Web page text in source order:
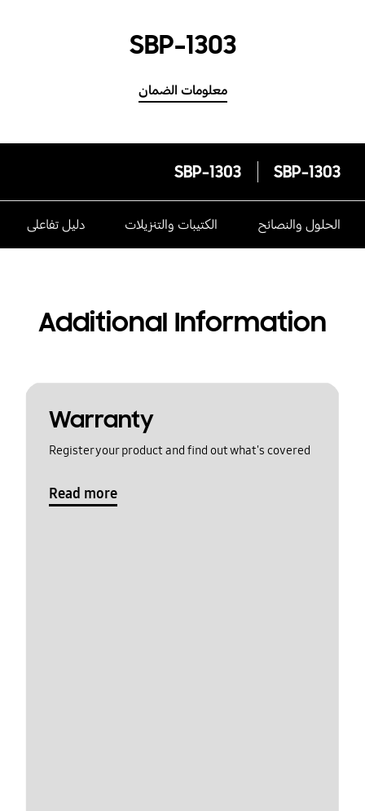
SBP-1303
معلومات الضمان
SBP-1303
SBP-1303
الحلول والنصائح الكتيبات والتنزيلات دليل تفاعلى
Additional Information
Warranty
Register your product and find out what's covered
Read more